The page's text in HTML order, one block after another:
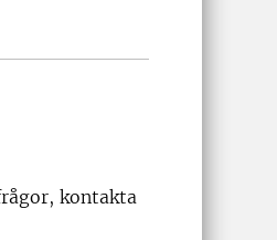
kontakta